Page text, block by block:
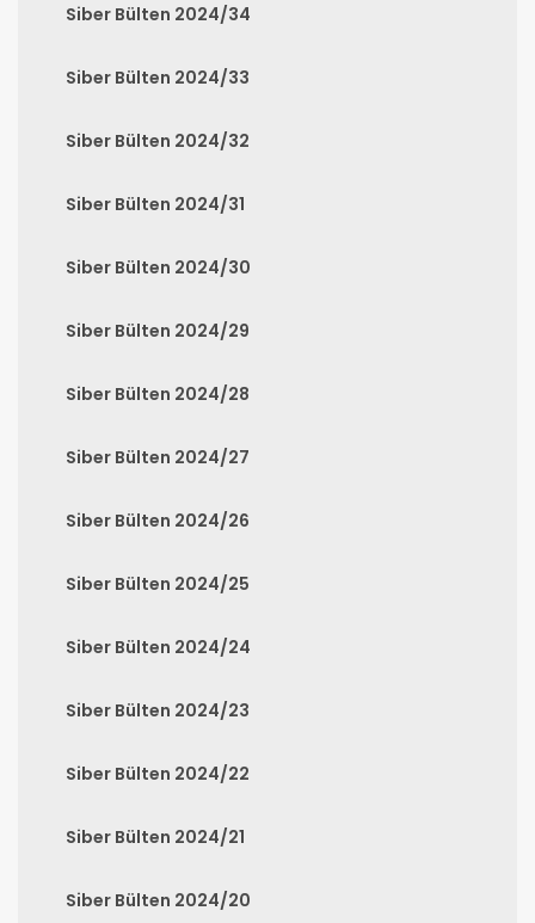
Siber Bülten 2024/34
Siber Bülten 2024/33
Siber Bülten 2024/32
Siber Bülten 2024/31
Siber Bülten 2024/30
Siber Bülten 2024/29
Siber Bülten 2024/28
Siber Bülten 2024/27
Siber Bülten 2024/26
Siber Bülten 2024/25
Siber Bülten 2024/24
Siber Bülten 2024/23
Siber Bülten 2024/22
Siber Bülten 2024/21
Siber Bülten 2024/20